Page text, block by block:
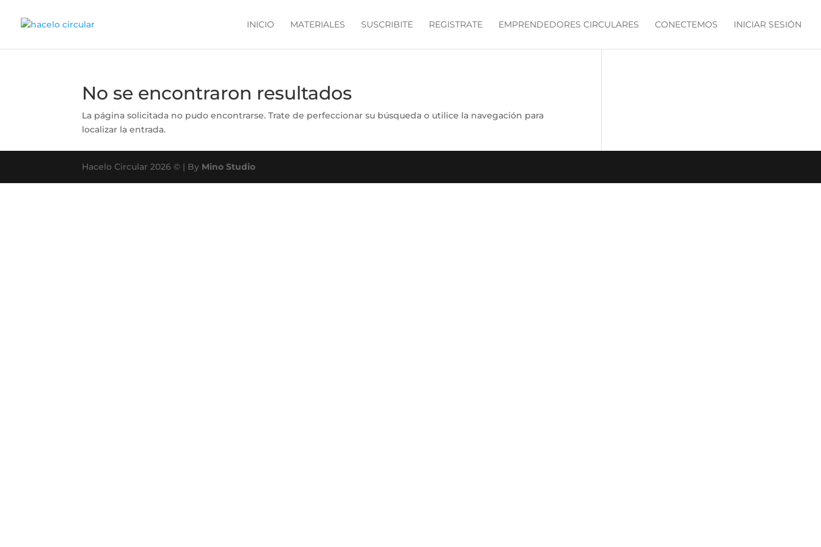
INICIO MATERIALES SUSCRIBITE REGISTRATE EMPRENDEDORES CIRCULARES CONECTEMOS INICIAR SESIÓN
No se encontraron resultados
La página solicitada no pudo encontrarse. Trate de perfeccionar su búsqueda o utilice la navegación para
localizar la entrada.
Hacelo Circular 2026 © | By Mino Studio